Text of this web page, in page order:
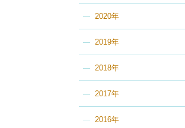
2020年
2019年
2018年
2017年
2016年